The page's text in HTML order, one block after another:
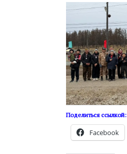
Поделиться ссылкой:
Facebook